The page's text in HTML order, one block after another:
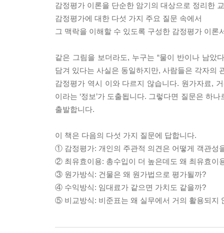
감정평가 이론을 단순한 암기의 대상으로 정리한
감정평가에 대한 다섯 가지 주요 질문 속에서
그 맥락을 이해할 수 있도록 구성한 감정평가 이론
같은 그림을 보더라도, 누구는 “물이 반이나 남았
담겨 있다는 사실은 동일하지만, 사람들은 각자의
감정평가 역시 이와 다르지 않습니다. 원가자료,
이라는 ‘정보’가 도출됩니다. 그렇다면 질문은 하
출발합니다.
이 책은 다음의 다섯 가지 질문에 답합니다.
① 감정평가: 개인의 주관적 의견은 어떻게 객관성
② 최유효이용: 총수입이 더 높은데도 왜 최유효이
③ 원가방식: 건물은 왜 원가법으로 평가될까?
④ 수익방식: 임대료가 같으면 가치도 같을까?
⑤ 비교방식: 비준표는 왜 실무에서 거의 활용되지